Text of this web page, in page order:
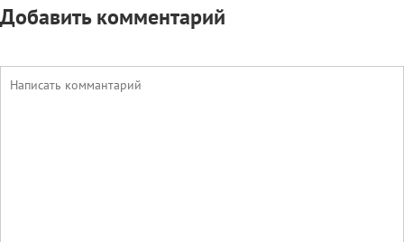
Добавить комментарий